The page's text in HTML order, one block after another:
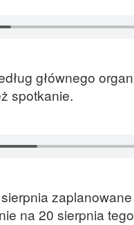
głównego
spotkanie.
na 20 sierpnia